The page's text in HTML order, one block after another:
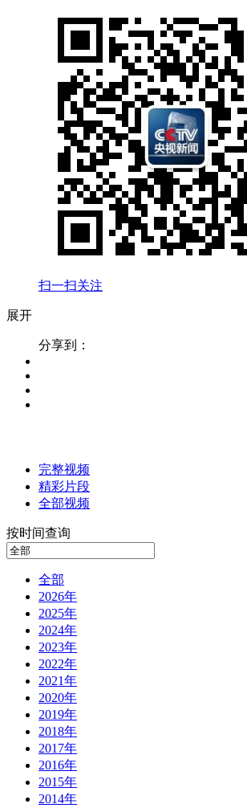
扫一扫关注
展开
分享到：
完整视频
精彩片段
全部视频
按时间查询
全部
2026年
2025年
2024年
2023年
2022年
2021年
2020年
2019年
2018年
2017年
2016年
2015年
2014年